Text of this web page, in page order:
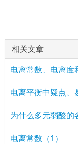
相关文章
电离常数、电离度
电离平衡中疑点、
为什么多元弱酸的
电离常数（1）